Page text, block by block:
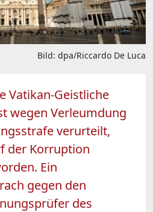
Bild: dpa/Riccardo De Luca
Vatikan-Geistliche
wegen Verleumdung
verurteilt,
der Korruption
Ein
gegen den
des